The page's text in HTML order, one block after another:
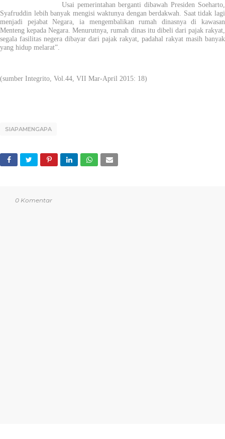
Usai pemerintahan berganti dibawah Presiden Soeharto,
Syafruddin lebih banyak mengisi waktunya dengan berdakwah. Saat tidak lagi
menjadi pejabat Negara, ia mengembalikan rumah dinasnya di kawasan
Menteng kepada Negara. Menurutnya, rumah dinas itu dibeli dari pajak rakyat,
segala fasilitas negera dibayar dari pajak rakyat, padahal rakyat masih banyak
yang hidup melarat”.
(sumber Integrito, Vol.44, VII Mar-April 2015: 18)
SIAPAMENGAPA
0 Komentar